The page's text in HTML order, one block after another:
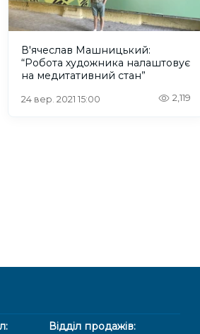
В'ячеслав Машницький:
“Робота художника налаштовує
на медитативний стан”
24 вер. 2021 15:00 2,119
Відділ продажів: